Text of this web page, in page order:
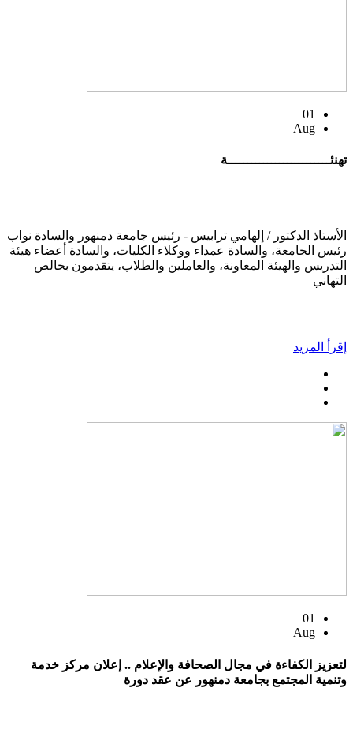
01
Aug
تهنئــــــــــــــــــــــــــة
الأستاذ الدكتور / إلهامي ترابيس - رئيس جامعة دمنهور والسادة نواب
رئيس الجامعة، والسادة عمداء ووكلاء الكليات، والسادة أعضاء هيئة
التدريس والهيئة المعاونة، والعاملين والطلاب، يتقدمون بخالص
التهاني
إقرأ المزيد
01
Aug
لتعزيز الكفاءة في مجال الصحافة والإعلام .. إعلان مركز خدمة
وتنمية المجتمع بجامعة دمنهور عن عقد دورة